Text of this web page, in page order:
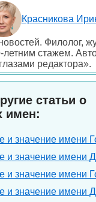
Красникова
Филолог,
летним стажем.
глазами редактора».
статьи о
имен:
и значение имени
и значение имени
и значение имени
и значение имени